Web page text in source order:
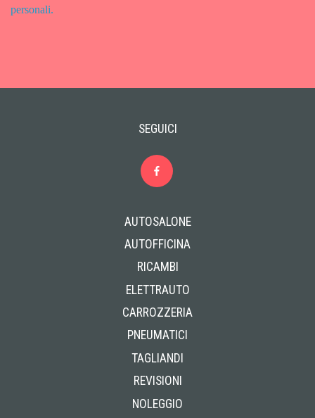
personali.
SEGUICI
AUTOSALONE
AUTOFFICINA
RICAMBI
ELETTRAUTO
CARROZZERIA
PNEUMATICI
TAGLIANDI
REVISIONI
NOLEGGIO